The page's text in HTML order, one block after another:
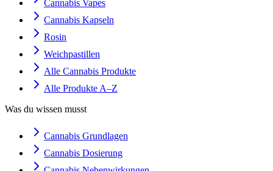
Cannabis Vapes
Cannabis Kapseln
Rosin
Weichpastillen
Alle Cannabis Produkte
Alle Produkte A–Z
Was du wissen musst
Cannabis Grundlagen
Cannabis Dosierung